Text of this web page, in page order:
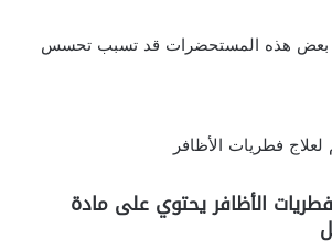
بعض هذه المستحضرات قد تسبب تحسس
فطريات الأظافر
الأظافر يحتوي على مادة